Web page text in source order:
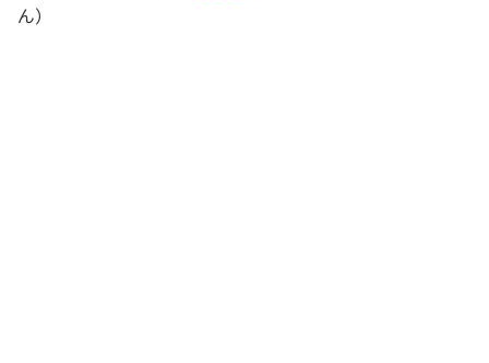
ん）